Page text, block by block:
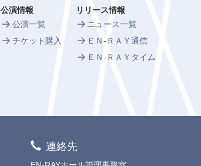
公演情報
公演一覧
チケット購入
リリース情報
ニュース一覧
ＥＮ-ＲＡＹ通信
ＥＮ-ＲＡＹタイム
連絡先